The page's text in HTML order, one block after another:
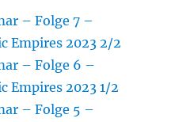
– Folge 7 –
Empires 2023 2/2
– Folge 6 –
Empires 2023 1/2
– Folge 5 –